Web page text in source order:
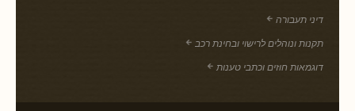
דיני תעבורה
תקנות ונוהלים לרישוי ובחינת רכב
דוגמאות חוזים וכתבי טענות